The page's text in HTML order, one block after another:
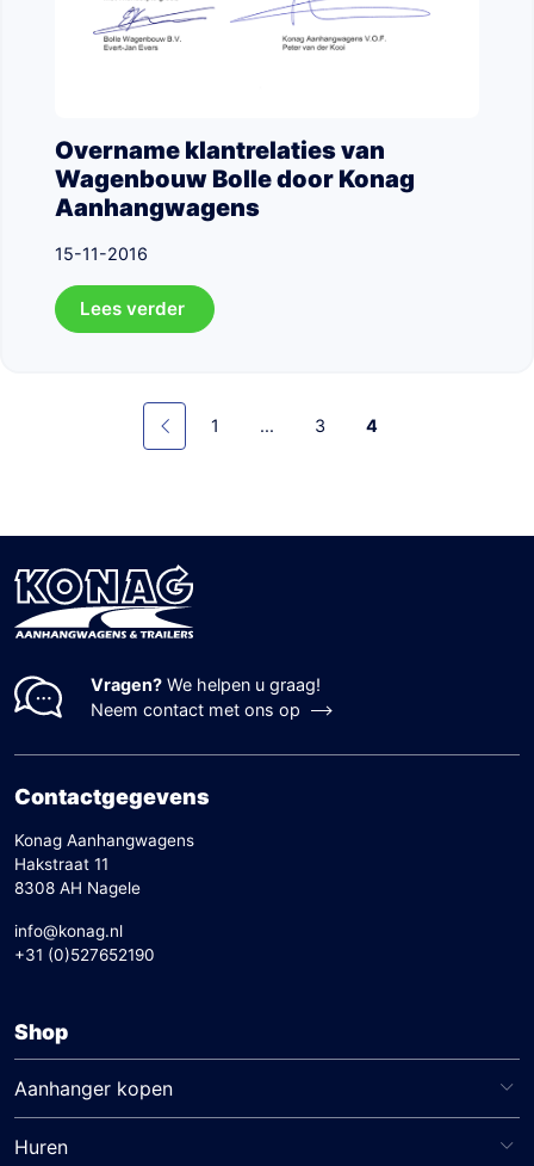
Overname klantrelaties van
Wagenbouw Bolle door Konag
Aanhangwagens
15-11-2016
Lees verder
1 ... 3 4
Vragen? We helpen u graag!
Neem contact met ons op
Contactgegevens
Konag Aanhangwagens
Hakstraat 11
8308 AH Nagele
info@konag.nl
+31 (0)527652190
Shop
Aanhanger kopen
Huren